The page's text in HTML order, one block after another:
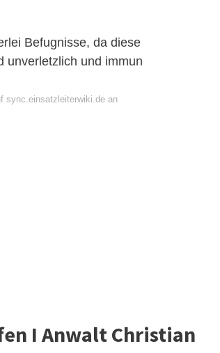
Befugnisse, da diese
unverletzlich und immun
sync.einsatzleiterwiki.de an
I Anwalt Christian